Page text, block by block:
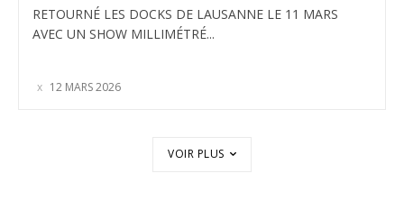
RETOURNÉ LES DOCKS DE LAUSANNE LE 11 MARS
AVEC UN SHOW MILLIMÉTRÉ...
12 MARS 2026
VOIR PLUS